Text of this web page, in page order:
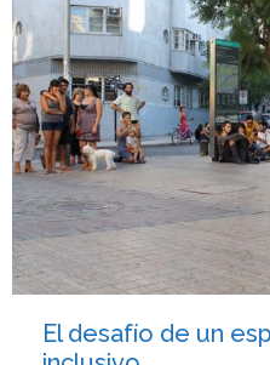
El desafío de un